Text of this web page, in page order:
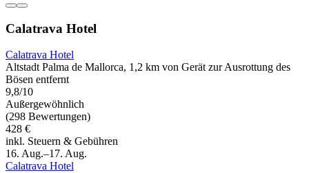
Calatrava Hotel
Calatrava Hotel
Altstadt Palma de Mallorca, 1,2 km von Gerät zur Ausrottung des
Bösen entfernt
9,8/10
Außergewöhnlich
(298 Bewertungen)
428 €
inkl. Steuern & Gebühren
16. Aug.–17. Aug.
Calatrava Hotel